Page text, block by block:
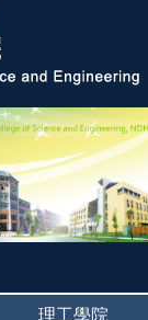
理工學院